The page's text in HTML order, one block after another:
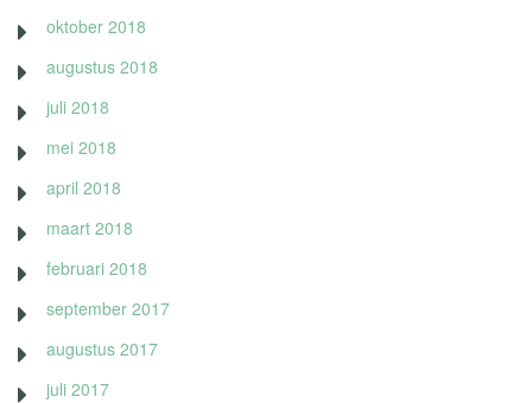
oktober 2018
augustus 2018
juli 2018
mei 2018
april 2018
maart 2018
februari 2018
september 2017
augustus 2017
juli 2017